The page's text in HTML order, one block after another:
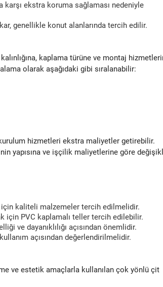
ekstra koruma sağlaması nedeniyle
genellikle konut alanlarında tercih edilir.
kaplama türüne ve montaj
olarak aşağıdaki gibi sıralanabilir:
hizmetleri ekstra maliyetler getirebilir.
yapısına ve işçilik maliyetlerine göre
için kaliteli malzemeler tercih edilmelidir.
için PVC kaplamalı teller tercih edilebilir.
ve dayanıklılığı açısından önemlidir.
açısından değerlendirilmelidir.
ve estetik amaçlarla kullanılan çok yönlü çit